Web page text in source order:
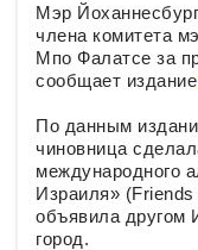
Мэр
члена комитета
Мпо Фалатсе за
сообщает издание
По данным
чиновница
международного
Израиля»
объявила другом
город.